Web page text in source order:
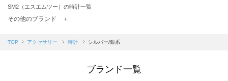
SM2（エスエムツー）の時計一覧
TSUHARU by Samansa Mos2（ツハルバイサマンサモスモス）の時計一覧
Samansa Mos2 blue（サマンサモスモス ブルー）の時計一覧
sō4ū（ソウフォーユー）の時計一覧
その他のブランド ＋
TOP アクセサリー 時計 シルバー/銀系
ブランド一覧